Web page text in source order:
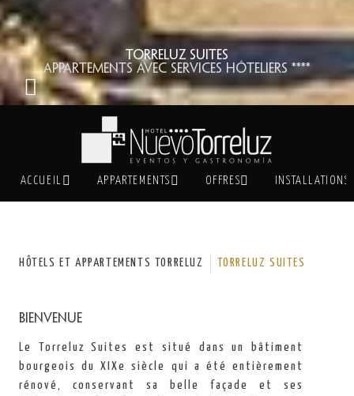
Torreluz Suites
Appartements avec services hôteliers ****
ACCUEIL APPARTEMENTS OFFRES INSTALLATIONS
HÔTELS ET APPARTEMENTS TORRELUZ TORRELUZ SUITES
Bienvenue
Le Torreluz Suites est situé dans un bâtiment
bourgeois du XIXe siècle qui a été entièrement
rénové, conservant sa belle façade et ses